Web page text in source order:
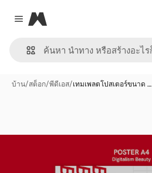
Close menu
Magnific
บ้าน/สต็อก/พีดีเอส/เทมเพลตโปสเตอร์ขนาด …